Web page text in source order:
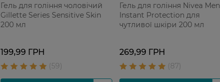
Гель для гоління чоловічий
Gillette Series Sensitive Skin
200 мл
199,99 ГРН
Гель для гоління Nivea Men
Instant Protection для
чутливої шкіри 200 мл
269,99 ГРН